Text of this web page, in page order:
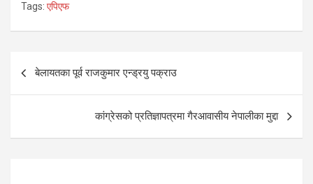
Tags: एपिएफ
Post
navigation
बेलायतका पूर्व राजकुमार एन्ड्रयु पक्राउ
कांग्रेसको प्रतिज्ञापत्रमा गैरआवासीय नेपालीका मुद्दा